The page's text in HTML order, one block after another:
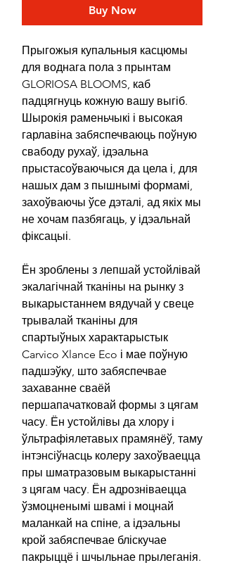
Buy Now
Прыгожыя купальныя касцюмы
для воднага пола з прынтам
GLORIOSA BLOOMS, каб
падцягнуць кожную вашу выгіб.
Шырокія раменьчыкі і высокая
гарлавіна забяспечваюць поўную
свабоду рухаў, ідэальна
прыстасоўваючыся да цела і, для
нашых дам з пышнымі формамі,
захоўваючы ўсе дэталі, ад якіх мы
не хочам пазбягаць, у ідэальнай
фіксацыі.
Ён зроблены з лепшай устойлівай
экалагічнай тканіны на рынку з
выкарыстаннем вядучай у свеце
трывалай тканіны для
спартыўных характарыстык
Carvico Xlance Eco і мае поўную
падшэўку, што забяспечвае
захаванне сваёй
першапачатковай формы з цягам
часу. Ён устойлівы да хлору і
ўльтрафіялетавых прамянёў, таму
інтэнсіўнасць колеру захоўваецца
пры шматразовым выкарыстанні
з цягам часу. Ён адрозніваецца
ўзмоцненымі швамі і моцнай
маланкай на спіне, а ідэальны
крой забяспечвае бліскучае
пакрыццё і шчыльнае прылеганія.